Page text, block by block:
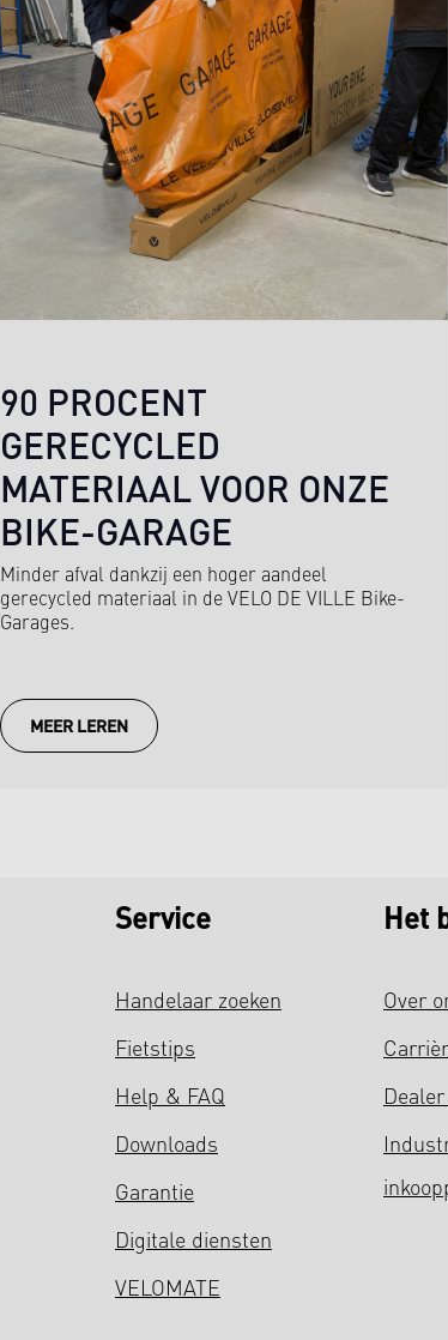
90 PROCENT
GERECYCLED
MATERIAAL VOOR ONZE
BIKE-GARAGE
Minder afval dankzij een hoger aandeel
gerecycled materiaal in de VELO DE VILLE Bike-
Garages.
MEER LEREN
Service
Handelaar zoeken
Fietstips
Help & FAQ
Downloads
Garantie
Digitale diensten
VELOMATE
Het
Over